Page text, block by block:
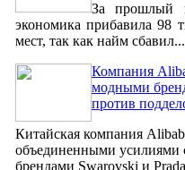
За прошлый
экономика прибавила 98
мест, так как найм сбавил...
Компания
модными
против
Китайская компания
объединенными усилиями
брендами Swarovski и